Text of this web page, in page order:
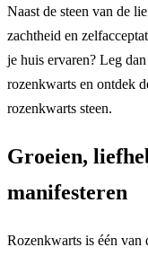
Naast de steen van de
zachtheid en
je huis ervaren? Leg
rozenkwarts en ontdek
rozenkwarts steen.
Groeien,
manifesteren
Rozenkwarts is één van